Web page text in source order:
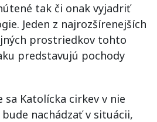
tak či onak vyjadriť
Jeden z najrozšírenejších
prostriedkov tohto
predstavujú pochody
sa Katolícka cirkev v nie
nachádzať v situácii,